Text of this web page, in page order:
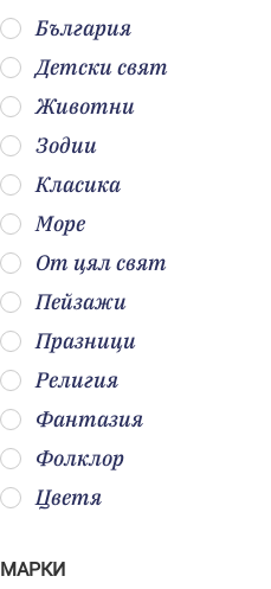
България
Детски свят
Животни
Зодии
Класика
Море
От цял свят
Пейзажи
Празници
Религия
Фантазия
Фолклор
Цветя
МАРКИ